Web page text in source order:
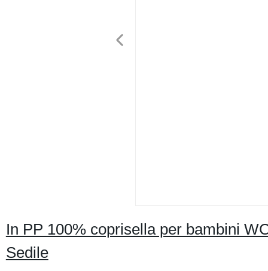
In PP 100% coprisella per bambini
Sedile